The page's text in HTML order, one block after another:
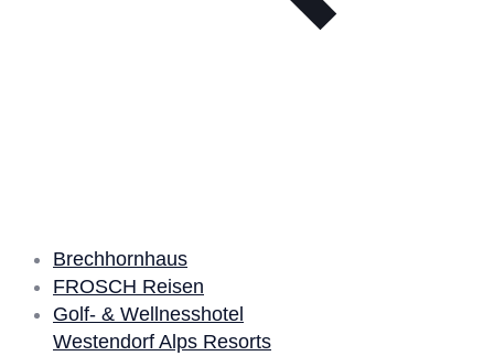
Brechhornhaus
FROSCH Reisen
Golf- & Wellnesshotel
Westendorf Alps Resorts